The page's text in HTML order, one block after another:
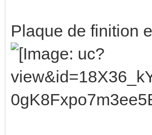
Plaque de finition